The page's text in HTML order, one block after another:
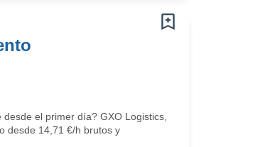
el primer día? GXO Logistics,
desde 14,71 €/h brutos y